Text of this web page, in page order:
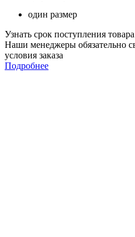
один размер
Узнать срок поступления товара
Наши менеджеры обязательно
условия заказа
Подробнее